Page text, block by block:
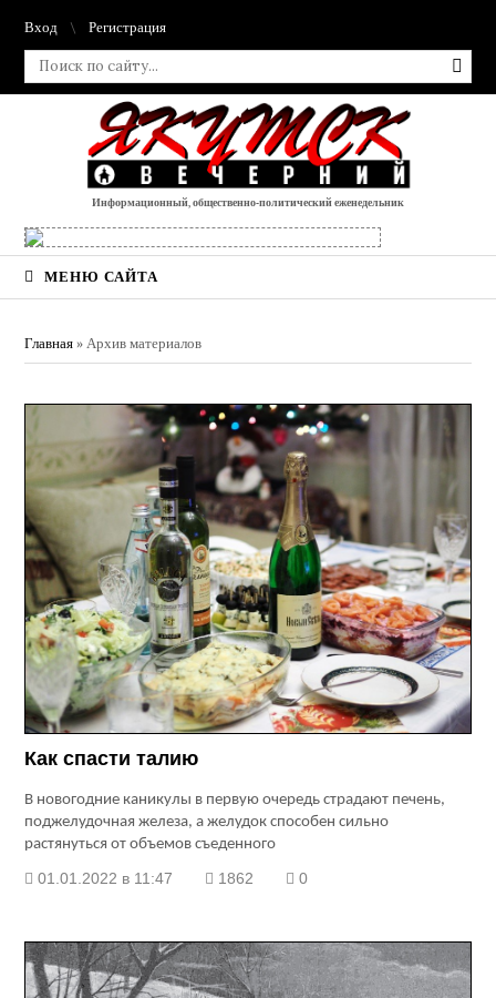
Вход Регистрация
Информационный, общественно-политический еженедельник
МЕНЮ САЙТА
Главная »Архив материалов
Как спасти талию
В новогодние каникулы в первую очередь страдают печень,
поджелудочная железа, а желудок способен сильно
растянуться от объемов съеденного
01.01.2022 в 11:47 1862 0